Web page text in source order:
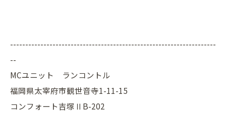
--------------------------------------------------------------------
--
MCユニット ランコントル
福岡県太宰府市観世音寺1-11-15
コンフォート吉塚ⅡB-202